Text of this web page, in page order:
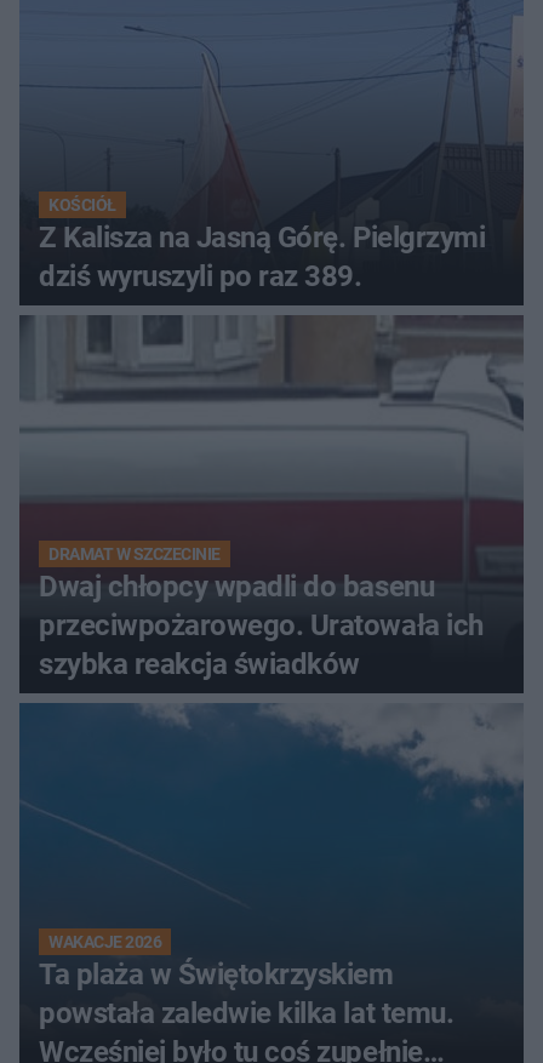
KOŚCIÓŁ
Z Kalisza na Jasną Górę. Pielgrzymi
dziś wyruszyli po raz 389.
DRAMAT W SZCZECINIE
Dwaj chłopcy wpadli do basenu
przeciwpożarowego. Uratowała ich
szybka reakcja świadków
WAKACJE 2026
Ta plaża w Świętokrzyskiem
powstała zaledwie kilka lat temu.
Wcześniej było tu coś zupełnie